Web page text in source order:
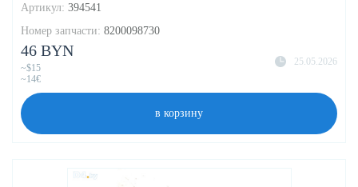
Артикул: 394541
Номер запчасти: 8200098730
25.05.2026
46 BYN
~$15
~14€
в корзину